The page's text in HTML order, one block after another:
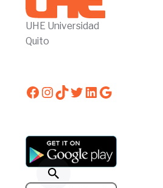
UHE Universidad
Quito
Facebook
Instagram
TikTok
Twitter
LinkedIn
Google